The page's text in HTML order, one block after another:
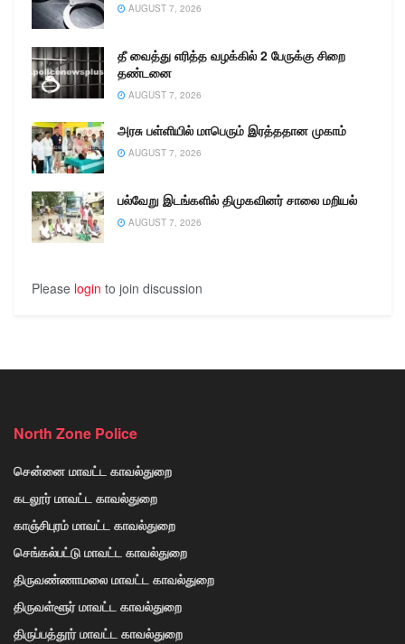
AUGUST 7, 2026
தீ வைத்து எரித்த வழக்கில் 2 பேருக்கு சிறை
தண்டனை
AUGUST 7, 2026
அரசு பள்ளியில் மாபெரும் இரத்ததான முகாம்
AUGUST 7, 2026
பல்வேறு இடங்களில் திமுகவினர் சாலை மறியல்
AUGUST 7, 2026
Please login to join discussion
North Zone Police
சென்னை மாவட்ட காவல்துறை
கடலூர் மாவட்ட காவல்துறை
காஞ்சிபுரம் மாவட்ட காவல்துறை
செங்கல்பட்டு மாவட்ட காவல்துறை
திருவண்ணாமலை மாவட்ட காவல்துறை
திருவள்ளூர் மாவட்ட காவல்துறை
திருப்பத்தூர் மாவட்ட காவல்துறை